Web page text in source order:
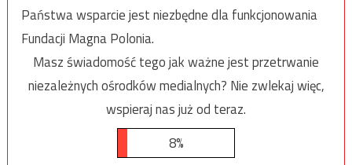
Państwa wsparcie jest niezbędne dla funkcjonowania
Fundacji Magna Polonia.
Masz świadomość tego jak ważne jest przetrwanie
niezależnych ośrodków medialnych? Nie zwlekaj więc,
wspieraj nas już od teraz.
8%